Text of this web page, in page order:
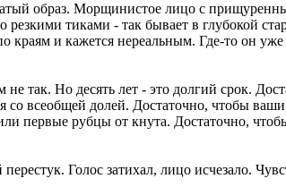
образ. Морщинистое лицо с
тиками - так бывает в глубокой
краям и кажется нереальным. Где-то он
так. Но десять лет - это долгий срок.
со всеобщей долей. Достаточно, чтобы ваши
первые рубцы от кнута. Достаточно,
Голос затихал, лицо исчезало.